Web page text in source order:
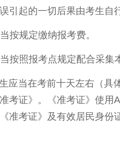
引起的一切后果由考生自
按规定缴纳报考费。
按照报考点规定配合采集
生应当在考前十天左右（
考证》。《准考证》使用
准考证》及有效居民身份